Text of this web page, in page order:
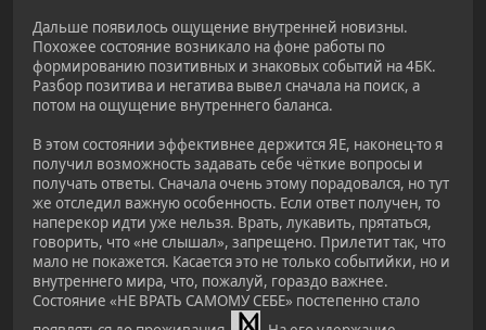
Дальше появилось ощущение внутренней новизны.
Похожее состояние возникало на фоне работы по
формированию позитивных и знаковых событий на 4БК.
Разбор позитива и негатива вывел сначала на поиск, а
потом на ощущение внутреннего баланса.
В этом состоянии эффективнее держится ЯЕ, наконец-то я
получил возможность задавать себе чёткие вопросы и
получать ответы. Сначала очень этому порадовался, но тут
же отследил важную особенность. Если ответ получен, то
наперекор идти уже нельзя. Врать, лукавить, прятаться,
говорить, что «не слышал», запрещено. Прилетит так, что
мало не покажется. Касается это не только событийки, но и
внутреннего мира, что, пожалуй, гораздо важнее.
Состояние «НЕ ВРАТЬ САМОМУ СЕБЕ» постепенно стало